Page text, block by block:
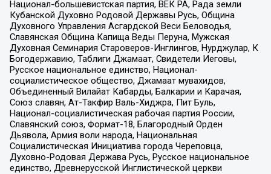
Национал-большевистская партия, ВЕК РА, Рада земли
Кубанской Духовно Родовой Державы Русь, Община
Духовного Управления Асгардской Веси Беловодья,
Славянская Община Капища Веды Перуна, Мужская
Духовная Семинария Староверов-Инглингов, Нурджулар, К
Богодержавию, Таблиги Джамаат, Свидетели Иеговы,
Русское национальное единство, Национал-
социалистическое общество, Джамаат мувахидов,
Объединенный Вилайат Кабарды, Балкарии и Карачая,
Союз славян, Ат-Такфир Валь-Хиджра, Пит Буль,
Национал-социалистическая рабочая партия России,
Славянский союз, Формат-18, Благородный Орден
Дьявола, Армия воли народа, Национальная
Социалистическая Инициатива города Череповца,
Духовно-Родовая Держава Русь, Русское национальное
единство, Древнерусской Инглистической церкви